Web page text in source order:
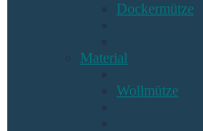
Dockermütze
Material
Wollmütze